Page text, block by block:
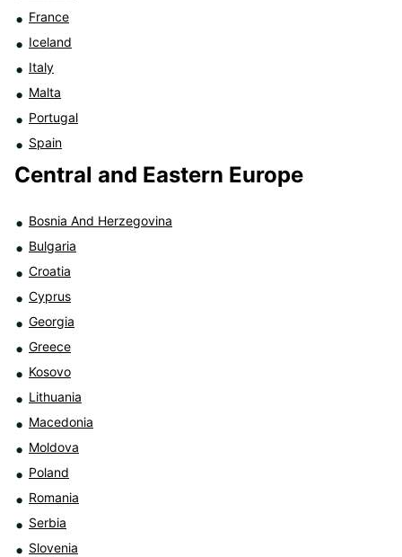
France
Iceland
Italy
Malta
Portugal
Spain
Central and Eastern Europe
Bosnia And Herzegovina
Bulgaria
Croatia
Cyprus
Georgia
Greece
Kosovo
Lithuania
Macedonia
Moldova
Poland
Romania
Serbia
Slovenia